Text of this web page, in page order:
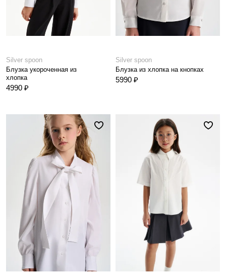
Silver spoon
Блузка укороченная из
хлопка
4990 ₽
Silver spoon
Блузка из хлопка на кнопках
5990 ₽